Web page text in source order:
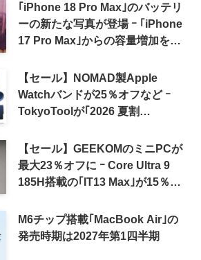
｢iPhone 18 Pro Max｣のバッテリ
ーの新たな写真が登場 ｰ ｢iPhone
17 Pro Max｣からの容量増加を確
【セール】NOMAD製Apple
Watchバンドが25％オフなど ｰ
TokyoToolが｢2026 夏割
【セール】GEEKOMのミニPCが
最大23％オフに ｰ Core Ultra 9
185H搭載の｢IT13 Max｣が15％オ
M6チップ搭載｢MacBook Air｣の
発売時期は2027年第1四半期